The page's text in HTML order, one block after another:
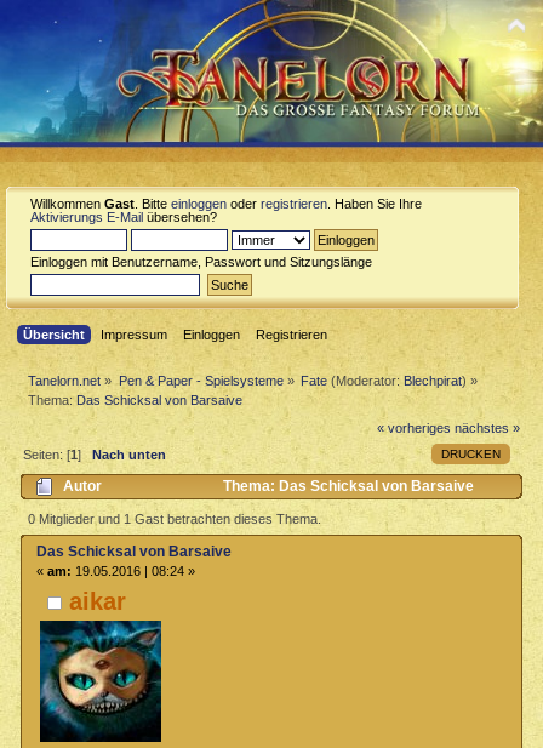
Willkommen Gast . Bitte einloggen oder registrieren . Haben Sie Ihre
Aktivierungs E-Mail übersehen?
Einloggen mit Benutzername, Passwort und Sitzungslänge
Übersicht Impressum Einloggen Registrieren
Tanelorn.net » Pen & Paper - Spielsysteme» Fate (Moderator: Blechpirat) »
Thema: Das Schicksal von Barsaive
« vorheriges nächstes »
DRUCKEN
Seiten: [1] Nach unten
Autor
Thema: Das Schicksal von Barsaive
(Gelesen 10482 mal)
0 Mitglieder und 1 Gast betrachten dieses Thema.
aikar
Das Schicksal von Barsaive
« am: 19.05.2016 | 08:24 »